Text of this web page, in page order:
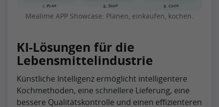
Mealime APP Showcase: Planen, einkaufen, kochen.
KI-Lösungen für die
Lebensmittelindustrie
Künstliche Intelligenz ermöglicht intelligentere
Kochmethoden, eine schnellere Lieferung, eine
bessere Qualitätskontrolle und einen effizienteren